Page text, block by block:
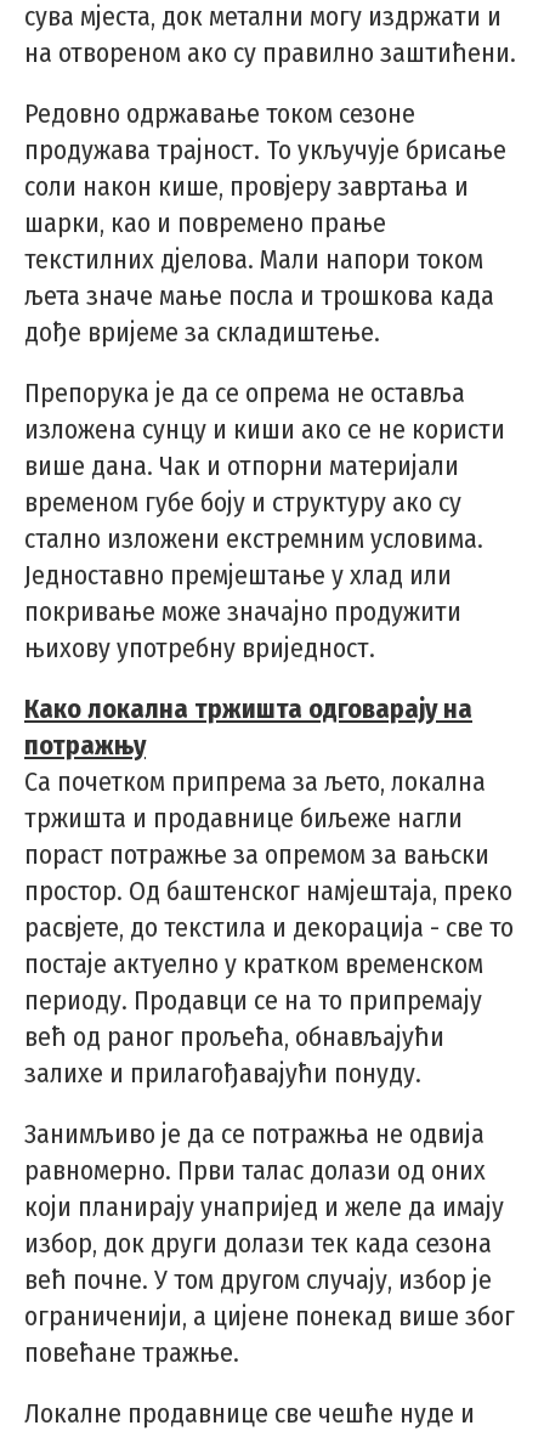
сува мјеста, док метални могу издржати и
на отвореном ако су правилно заштићени.
Редовно одржавање током сезоне
продужава трајност. То укључује брисање
соли након кише, провјеру завртања и
шарки, као и повремено прање
текстилних дјелова. Мали напори током
љета значе мање посла и трошкова када
дође вријеме за складиштење.
Препорука је да се опрема не оставља
изложена сунцу и киши ако се не користи
више дана. Чак и отпорни материјали
временом губе боју и структуру ако су
стално изложени екстремним условима.
Једноставно премјештање у хлад или
покривање може значајно продужити
њихову употребну вриједност.
Како локална тржишта одговарају на
потражњу
Са почетком припрема за љето, локална
тржишта и продавнице биљеже нагли
пораст потражње за опремом за вањски
простор. Од баштенског намјештаја, преко
расвјете, до текстила и декорација - све то
постаје актуелно у кратком временском
периоду. Продавци се на то припремају
већ од раног прољећа, обнављајући
залихе и прилагођавајући понуду.
Занимљиво је да се потражња не одвија
равномерно. Први талас долази од оних
који планирају унапријед и желе да имају
избор, док други долази тек када сезона
већ почне. У том другом случају, избор је
ограниченији, а цијене понекад више због
повећане тражње.
Локалне продавнице све чешће нуде и